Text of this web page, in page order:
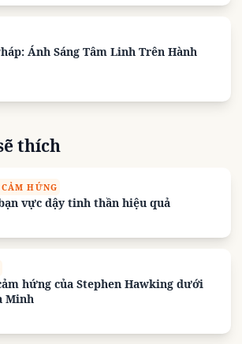
Ánh Sáng Tâm Linh Trên Hành
thích
HỨNG
vực dậy tinh thần hiệu quả
hứng của Stephen Hawking dưới
Minh